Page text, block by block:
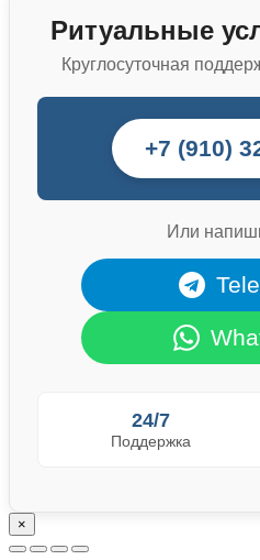
Ритуальные
Круглосуточная
+7 (910)
Или
24/7
Поддержка
×